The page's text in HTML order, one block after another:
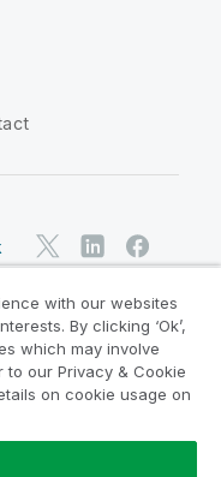
with our websites
By clicking ‘Ok’,
which may involve
to our Privacy & Cookie
on cookie usage on